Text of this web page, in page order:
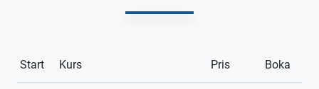
Start Kurs Pris Boka